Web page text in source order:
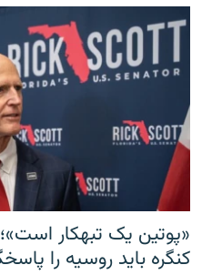
«پوتین یک تبهکار
کنگره باید روسیه را